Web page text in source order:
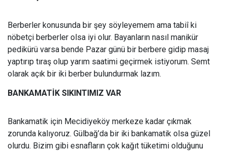
Berberler konusunda bir şey söyleyemem ama tabiî ki
nöbetçi berberler olsa iyi olur. Bayanların nasıl manikür
pedikürü varsa bende Pazar günü bir berbere gidip masaj
yaptırıp tıraş olup yarım saatimi geçirmek istiyorum. Semt
olarak açık bir iki berber bulundurmak lazım.
BANKAMATİK SIKINTIMIZ VAR
Bankamatik için Mecidiyeköy merkeze kadar çıkmak
zorunda kalıyoruz. Gülbağ’da bir iki bankamatik olsa güzel
olurdu. Bizim gibi esnafların çok kağıt tüketimi olduğunu